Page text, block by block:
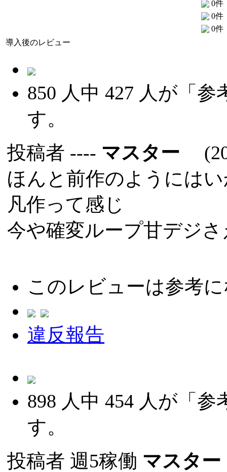
0件
0件
0件
導入後のレビュー
850 人中 427 人が「参
す。
投稿者 ---- マスター
ほんと前作のようには
凡作って感じ
今や確変ループ甘デジ
このレビューは参考
違反報告
898 人中 454 人が「参
す。
投稿者 週5稼働 マスター